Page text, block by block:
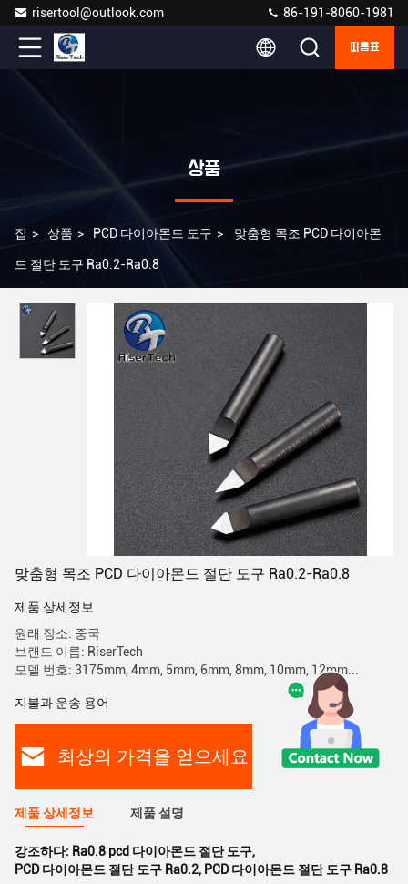
risertool@outlook.com 86-191-8060-1981
따옴표
상품
집 > 상품 > PCD 다이아몬드 도구 > 맞춤형 목조 PCD 다이아몬
드 절단 도구 Ra0.2-Ra0.8
맞춤형 목조 PCD 다이아몬드 절단 도구 Ra0.2-Ra0.8
제품 상세정보
원래 장소: 중국
브랜드 이름: RiserTech
모델 번호: 3175mm, 4mm, 5mm, 6mm, 8mm, 10mm, 12mm...
지불과 운송 용어
최상의 가격을 얻으세요
제품 상세정보 제품 설명
강조하다: Ra0.8 pcd 다이아몬드 절단 도구,
PCD 다이아몬드 절단 도구 Ra0.2, PCD 다이아몬드 절단 도구 Ra0.8